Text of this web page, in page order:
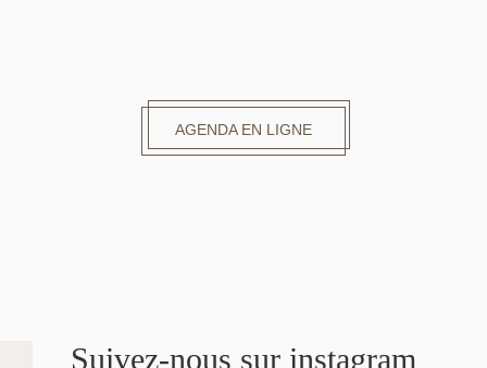
AGENDA EN LIGNE
Suivez-nous sur instagram